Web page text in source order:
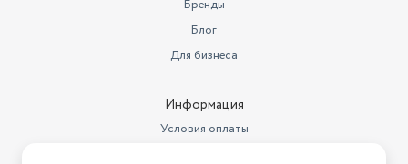
Свежего воздуха в минуту (при использовании фильтра от
Фильтр H13 HEPA с частотой блокирования 99,98%
Двойной лазерный датчик частиц
Бренды
Блог
Для бизнеса
Информация
Условия оплаты